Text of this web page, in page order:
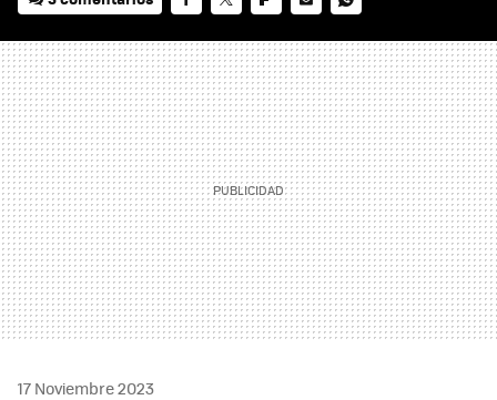
MAIL
17 Noviembre 2023